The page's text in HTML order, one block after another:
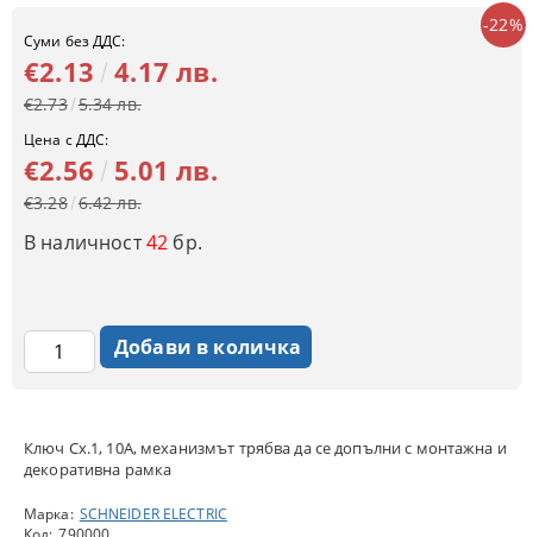
Ключ Сх.1, 10A, механизмът трябва да се допълни с монтажна и
декоративна рамка
Марка: SCHNEIDER ELECTRIC
-22%
Суми без ДДС:
€2.13 4.17 лв.
€2.73 5.34 лв.
Цена с ДДС:
€2.56 5.01 лв.
€3.28 6.42 лв.
В наличност42 бр.